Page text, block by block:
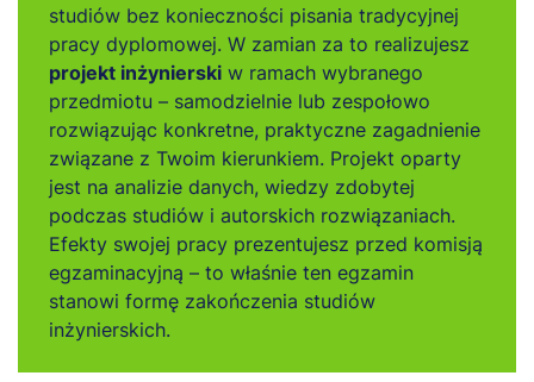
studiów bez konieczności pisania tradycyjnej
pracy dyplomowej. W zamian za to realizujesz
projekt inżynierski w ramach wybranego
przedmiotu – samodzielnie lub zespołowo
rozwiązując konkretne, praktyczne zagadnienie
związane z Twoim kierunkiem. Projekt oparty
jest na analizie danych, wiedzy zdobytej
podczas studiów i autorskich rozwiązaniach.
Efekty swojej pracy prezentujesz przed komisją
egzaminacyjną – to właśnie ten egzamin
stanowi formę zakończenia studiów
inżynierskich.